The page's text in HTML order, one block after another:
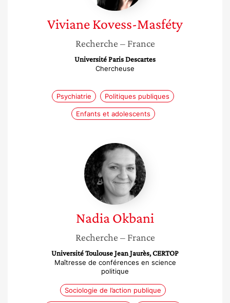
VivianeKovess-Masféty
Recherche – France
Université Paris Descartes
Chercheuse
Psychiatrie Politiques publiques
Enfants et adolescents
Nadia
Okbani
NadiaOkbani
Recherche – France
Université Toulouse Jean Jaurès, CERTOP
Maîtresse de conférences en science
politique
Sociologie de l’action publique